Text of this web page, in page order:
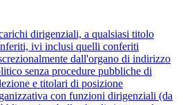
dirigenziali, a qualsiasi titolo
ivi inclusi quelli conferiti
dall'organo di indirizzo
senza procedure pubbliche di
e titolari di posizione
con funzioni dirigenziali (da